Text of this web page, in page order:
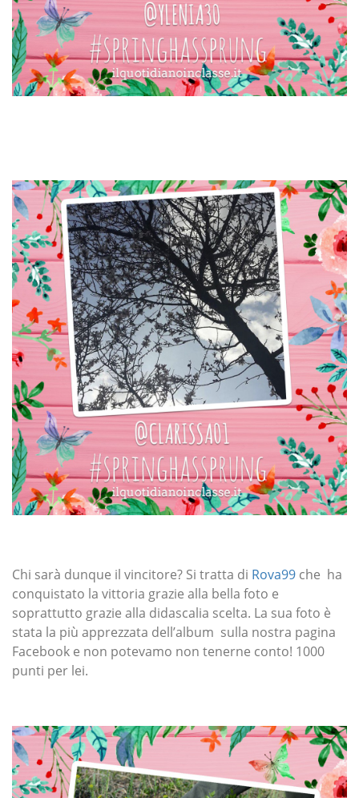
Chi sarà dunque il vincitore? Si tratta di Rova99 che ha
conquistato la vittoria grazie alla bella foto e
soprattutto grazie alla didascalia scelta. La sua foto è
stata la più apprezzata dell’album sulla nostra pagina
Facebook e non potevamo non tenerne conto! 1000
punti per lei.